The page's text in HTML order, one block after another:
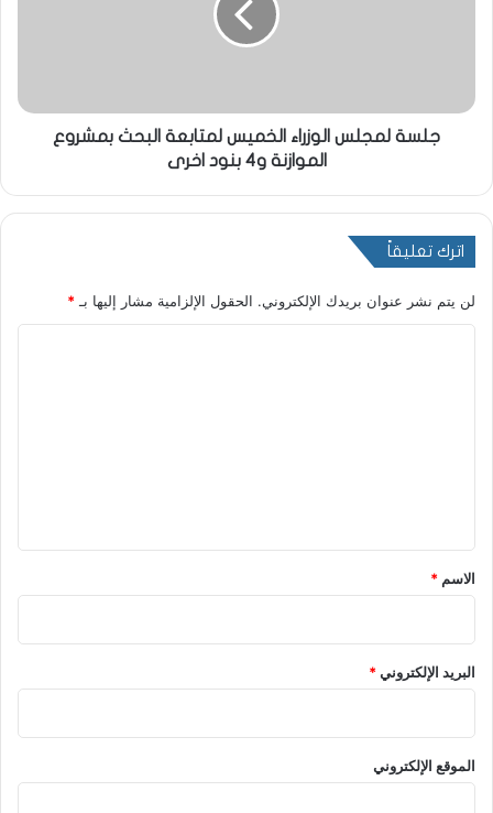
جلسة لمجلس الوزراء الخميس لمتابعة البحث بمشروع
الموازنة و4 بنود اخرى
اترك تعليقاً
لن يتم نشر عنوان بريدك الإلكتروني. الحقول الإلزامية مشار إليها بـ*
*
الاسم *
البريد الإلكتروني*
الموقع الإلكتروني